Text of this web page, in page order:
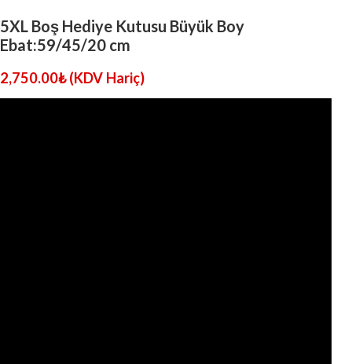
5XL Boş Hediye Kutusu Büyük Boy
Ebat:59/45/20 cm
2,750.00₺ (KDV Hariç)